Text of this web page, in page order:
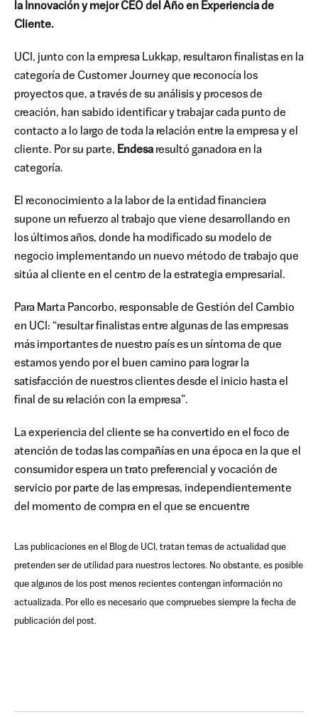
la Innovación y mejor CEO del Año en Experiencia de
Cliente.
UCI, junto con la empresa Lukkap, resultaron finalistas en la
categoría de Customer Journey que reconocía los
proyectos que, a través de su análisis y procesos de
creación, han sabido identificar y trabajar cada punto de
contacto a lo largo de toda la relación entre la empresa y el
cliente. Por su parte, Endesa resultó ganadora en la
categoría.
El reconocimiento a la labor de la entidad financiera
supone un refuerzo al trabajo que viene desarrollando en
los últimos años, donde ha modificado su modelo de
negocio implementando un nuevo método de trabajo que
sitúa al cliente en el centro de la estrategia empresarial.
Para Marta Pancorbo, responsable de Gestión del Cambio
en UCI: “resultar finalistas entre algunas de las empresas
más importantes de nuestro país es un síntoma de que
estamos yendo por el buen camino para lograr la
satisfacción de nuestros clientes desde el inicio hasta el
final de su relación con la empresa”.
La experiencia del cliente se ha convertido en el foco de
atención de todas las compañías en una época en la que el
consumidor espera un trato preferencial y vocación de
servicio por parte de las empresas, independientemente
del momento de compra en el que se encuentre
Las publicaciones en el Blog de UCI, tratan temas de actualidad que
pretenden ser de utilidad para nuestros lectores. No obstante, es posible
que algunos de los post menos recientes contengan información no
actualizada. Por ello es necesario que compruebes siempre la fecha de
publicación del post.